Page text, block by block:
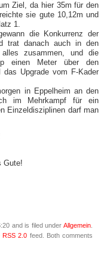
Ziel, da hier 35m für den
sie gute 10,12m und
1.
die Konkurrenz der
trat danach auch in den
zusammen, und die
einen Meter über den
Upgrade vom F-Kader
in Eppelheim an den
im Mehrkampf für ein
Einzeldisziplinen darf man
Gute!
and is filed under Allgemein
RSS 2.0 feed. Both comments